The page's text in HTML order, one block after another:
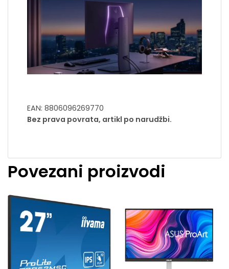
EAN: 8806096269770
Bez prava povrata, artikl po narudžbi.
Povezani proizvodi